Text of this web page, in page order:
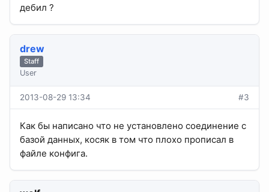
дебил ?
drew
Staff
User
2013-08-29 13:34 #3
Как бы написано что не установлено соединение с
базой данных, косяк в том что плохо прописал в
файле конфига.